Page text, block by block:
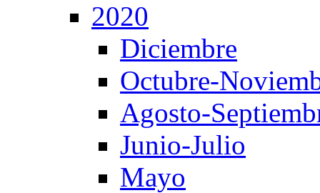
2020
Diciembre
Octubre-
Agosto-
Junio-Julio
Mayo